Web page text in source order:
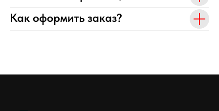
Как оформить заказ?